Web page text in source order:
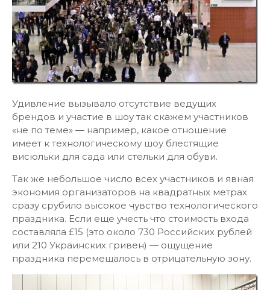
Удивление вызывало отсутствие ведущих
брендов и участие в шоу так скажем участников
«не по теме» — например, какое отношение
имеет к технологическому шоу блестящие
висюльки для сада или стельки для обуви.
Так же небольшое число всех участников и явная
экономия организаторов на квадратных метрах
сразу срубило высокое чувство технологического
праздника. Если еще учесть что стоимость входа
составляла £15 (это около 730 Российских рублей
или 210 Украинских гривен) — ощущение
праздника перемещалось в отрицательную зону.